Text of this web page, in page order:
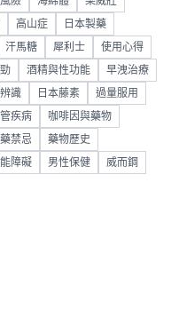
高山症 日本製藥
汗馬糖 犀利士 使用心得
酒精與性功能 早洩治療
識 日本藤素 過量服用
疾病 咖啡因與藥物
禁忌 藥物歷史
障礙 男性保健 威而鋼